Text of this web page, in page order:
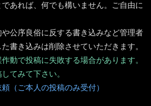
あれば、何でも構いません。ご自由に
公序良俗に反する書き込みなど管理者
書き込みは削除させていただきます。
動で投稿に失敗する場合があります。
てみて下さい。
（ご本人の投稿のみ受付）